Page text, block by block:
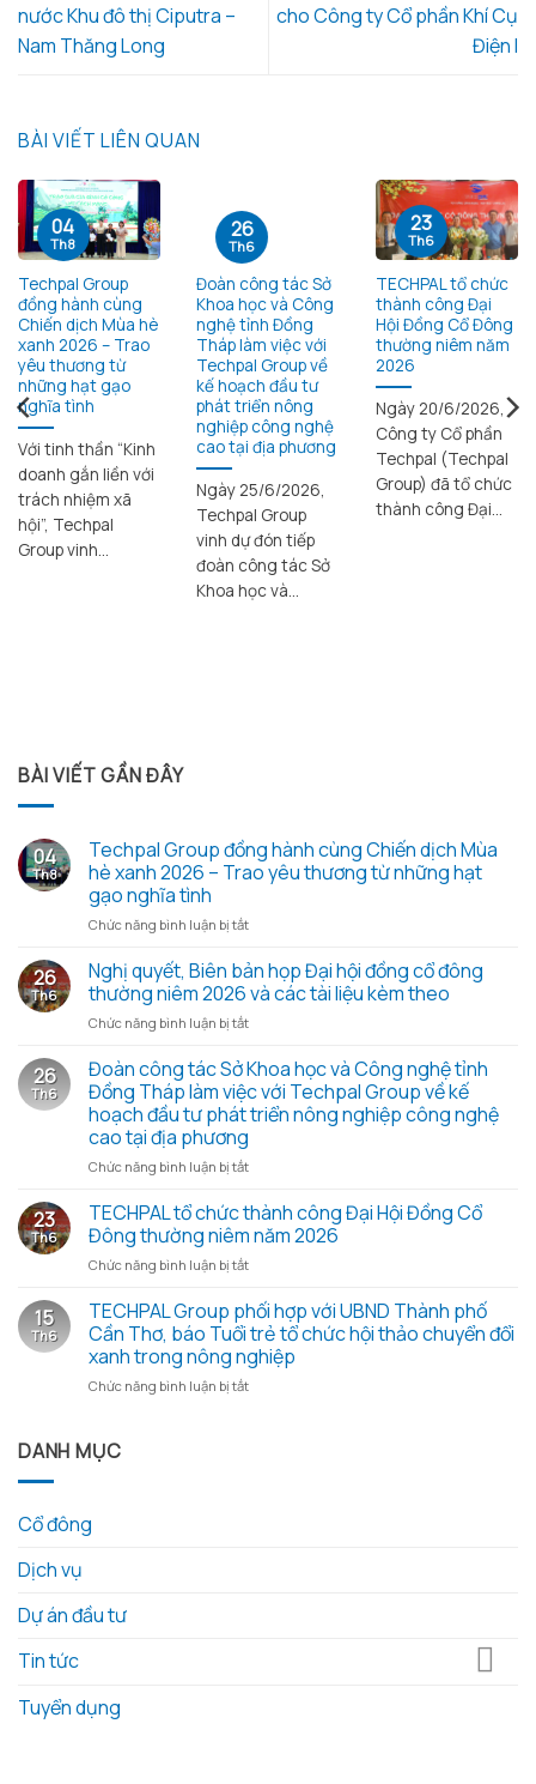
nước Khu đô thị Ciputra –
Nam Thăng Long
cho Công ty Cổ phần Khí Cụ
Điện I
BÀI VIẾT LIÊN QUAN
Techpal Group
đồng hành cùng
Chiến dịch Mùa hè
xanh 2026 – Trao
yêu thương từ
những hạt gạo
nghĩa tình
Với tinh thần “Kinh
doanh gắn liền với
trách nhiệm xã
hội”, Techpal
Group vinh...
04
Th8
Đoàn công tác Sở
Khoa học và Công
nghệ tỉnh Đồng
Tháp làm việc với
Techpal Group về
kế hoạch đầu tư
phát triển nông
nghiệp công nghệ
cao tại địa phương
Ngày 25/6/2026,
Techpal Group
vinh dự đón tiếp
đoàn công tác Sở
Khoa học và...
26
Th6
TECHPAL tổ chức
thành công Đại
Hội Đồng Cổ Đông
thường niêm năm
2026
Ngày 20/6/2026,
Công ty Cổ phần
Techpal (Techpal
Group) đã tổ chức
thành công Đại...
23
Th6
BÀI VIẾT GẦN ĐÂY
04
Th8
Techpal Group đồng hành cùng Chiến dịch Mùa
hè xanh 2026 – Trao yêu thương từ những hạt
gạo nghĩa tình
Chức năng bình luận bị tắtở
Group
đồng
hành
cùng
dịch
Mùa
hè
xanh
–
yêu
thương
những
gạo
nghĩa
tình
26
Th6
Nghị quyết, Biên bản họp Đại hội đồng cổ đông
thường niêm 2026 và các tài liệu kèm theo
Chức năng bình luận bị tắtở
quyết,
bản
họp
hội
cổ
đông
thường
niêm
và
các
tài
liệu
kèm
26
Th6
Đoàn công tác Sở Khoa học và Công nghệ tỉnh
Đồng Tháp làm việc với Techpal Group về kế
hoạch đầu tư phát triển nông nghiệp công nghệ
cao tại địa phương
Chức năng bình luận bị tắtở
công
Sở
Khoa
và
Công
nghệ
tỉnh
Đồng
23
Th6
TECHPAL tổ chức thành công Đại Hội Đồng Cổ
Đông thường niêm năm 2026
Chức năng bình luận bị tắtở
tổ
chức
thành
công
Đại
15
Th6
TECHPAL Group phối hợp với UBND Thành phố
Cần Thơ, báo Tuổi trẻ tổ chức hội thảo chuyển đổi
xanh trong nông nghiệp
Chức năng bình luận bị tắtở
DANH MỤC
Cổ đông
Dịch vụ
Dự án đầu tư
Tin tức
Tuyển dụng